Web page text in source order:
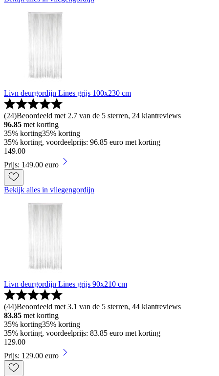
Livn deurgordijn Lines grijs 100x230 cm
(24)Beoordeeld met 2.7 van de 5 sterren, 24 klantreviews
96.85 met korting
35% korting35% korting
35% korting, voordeelprijs: 96.85 euro met korting
149.00
Prijs: 149.00 euro
Bekijk alles in vliegengordijn
Livn deurgordijn Lines grijs 90x210 cm
(44)Beoordeeld met 3.1 van de 5 sterren, 44 klantreviews
83.85 met korting
35% korting35% korting
35% korting, voordeelprijs: 83.85 euro met korting
129.00
Prijs: 129.00 euro